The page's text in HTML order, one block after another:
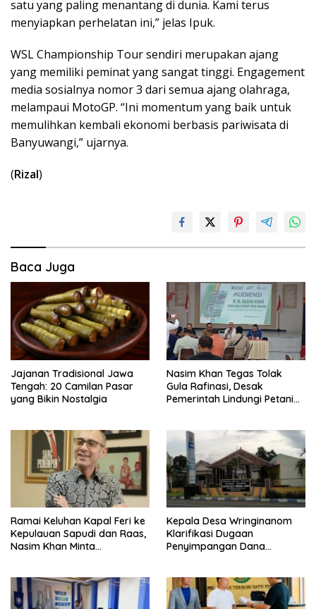
satu yang paling menantang di dunia. Kami terus
menyiapkan perhelatan ini,” jelas Ipuk.
WSL Championship Tour sendiri merupakan ajang
yang memiliki peminat yang sangat tinggi. Engagement
media sosialnya nomor 3 dari semua ajang olahraga,
melampaui MotoGP. “Ini momentum yang baik untuk
memulihkan kembali ekonomi berbasis pariwisata di
Banyuwangi,” ujarnya.
(Rizal)
Baca Juga
Jajanan Tradisional Jawa
Tengah: 20 Camilan Pasar
yang Bikin Nostalgia
Nasim Khan Tegas Tolak
Gula Rafinasi, Desak
Pemerintah Lindungi Petani
Ramai Keluhan Kapal Feri ke
Kepulauan Sapudi dan Raas,
Nasim Khan Minta
Kepala Desa Wringinanom
Klarifikasi Dugaan
Penyimpangan Dana